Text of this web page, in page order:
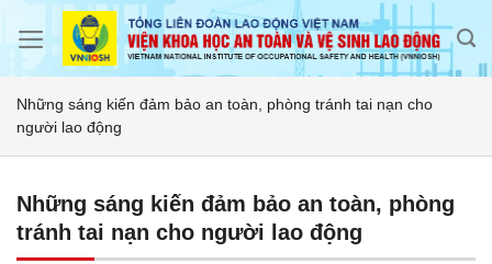
Những sáng kiến đảm bảo an toàn, phòng tránh tai nạn cho
người lao động
Những sáng kiến đảm bảo an toàn, phòng
tránh tai nạn cho người lao động